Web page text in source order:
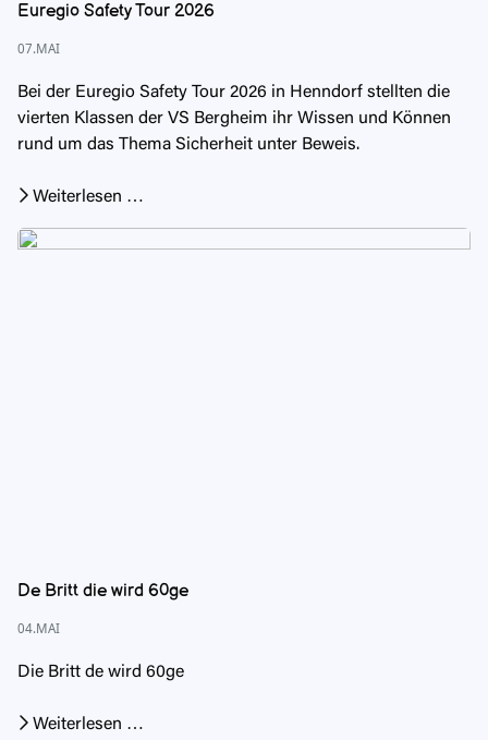
Euregio Safety Tour 2026
07.MAI
Bei der Euregio Safety Tour 2026 in Henndorf stellten die
vierten Klassen der VS Bergheim ihr Wissen und Können
rund um das Thema Sicherheit unter Beweis.
Weiterlesen …
De Britt die wird 60ge
04.MAI
Die Britt de wird 60ge
Weiterlesen …